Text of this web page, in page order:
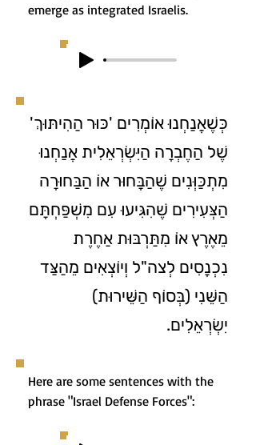
emerge as integrated Israelis.
כְּשֶׁאֲנַחְנוּ אוֹמְרִים 'כּוּר הַהִיתּוּךְ'
שֶׁל הַחֶבְרָה הַיִּשְׂרְאֵלִית אֲנַחְנוּ
מִתְכַּוְּנִים שֶׁהַבָּחוּר אוֹ הַבַּחוּרָה
הַצְּעִירִים שֶׁהִגִּיעוּ עִם מִשְׁפַּחְתָּם
מֵאֶרֶץ אוֹ מִתַּרְבּוּת אַחֶרֶת
נִכְנָסִים לְצה"ל וְיוֹצְאִים מֵהַצַּד
הַשֵּׁנִי (בְּסוֹף הַשֵּׁירוּת)
יִשְׂרְאֵלִים.
Here are some sentences with the
phrase "Israel Defense Forces":